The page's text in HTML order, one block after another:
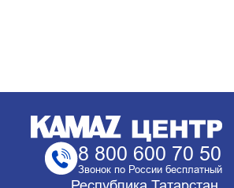
8 800 600 70 50
Звонок по России бесплатный